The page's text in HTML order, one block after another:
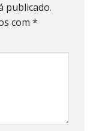
publicado.
com *